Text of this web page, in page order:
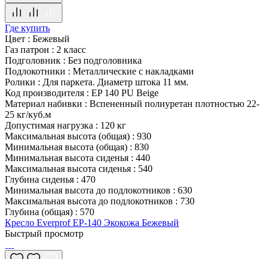
Где купить
Цвет : Бежевый
Газ патрон : 2 класс
Подголовник : Без подголовника
Подлокотники : Металлические с накладками
Ролики : Для паркета. Диаметр штока 11 мм.
Код производителя : EP 140 PU Beige
Материал набивки : Вспененный полиуретан плотностью 22-
25 кг/куб.м
Допустимая нагрузка : 120 кг
Максимальная высота (общая) : 930
Минимальная высота (общая) : 830
Минимальная высота сиденья : 440
Максимальная высота сиденья : 540
Глубина сиденья : 470
Минимальная высота до подлокотников : 630
Максимальная высота до подлокотников : 730
Глубина (общая) : 570
Кресло Everprof EP-140 Экокожа Бежевый
Быстрый просмотр